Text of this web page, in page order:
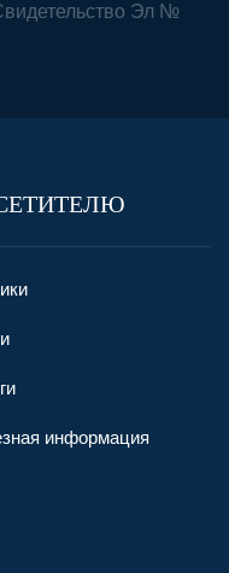
Эл №
информация